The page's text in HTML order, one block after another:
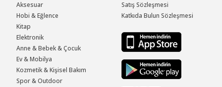
Aksesuar
Hobi & Eğlence
Kitap
Elektronik
Anne & Bebek & Çocuk
Ev & Mobilya
Kozmetik & Kişisel Bakım
Spor & Outdoor
Satış Sözleşmesi
Katkıda Bulun Sözleşmesi